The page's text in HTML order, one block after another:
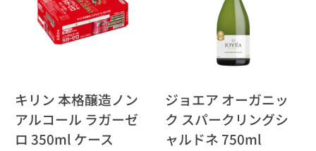
キリン 本格醸造ノン
アルコール ラガーゼ
ロ 350ml ケース
ジョエア オーガニッ
ク スパークリングシ
ャルドネ 750ml